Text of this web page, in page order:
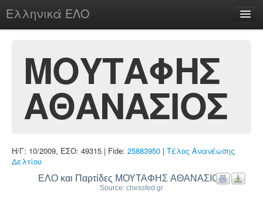
Ελληνικά ΕΛΟ
chesstu.be @ discord
Login
ΜΟΥΤΑΦΗΣ
ΑΘΑΝΑΣΙΟΣ
Η/Γ: 10/2009, ΕΣΟ: 49315 | Fide: 25883950 | Τέλος Ανανέωσης
Δελτίου
ΕΛΟ και Παρτίδες ΜΟΥΤΑΦΗΣ ΑΘΑΝΑΣΙΟΣ
Source: chessfed.gr